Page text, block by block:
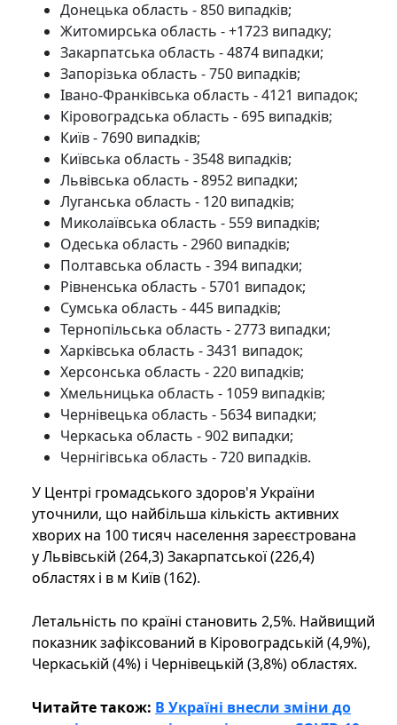
Донецька область - 850 випадків;
Житомирська область - +1723 випадку;
Закарпатська область - 4874 випадки;
Запорізька область - 750 випадків;
Івано-Франківська область - 4121 випадок;
Кіровоградська область - 695 випадків;
Київ - 7690 випадків;
Київська область - 3548 випадків;
Львівська область - 8952 випадки;
Луганська область - 120 випадків;
Миколаївська область - 559 випадків;
Одеська область - 2960 випадків;
Полтавська область - 394 випадки;
Рівненська область - 5701 випадок;
Сумська область - 445 випадків;
Тернопільська область - 2773 випадки;
Харківська область - 3431 випадок;
Херсонська область - 220 випадків;
Хмельницька область - 1059 випадків;
Чернівецька область - 5634 випадки;
Черкаська область - 902 випадки;
Чернігівська область - 720 випадків.
У Центрі громадського здоров'я України
уточнили, що найбільша кількість активних
хворих на 100 тисяч населення зареєстрована
у Львівській (264,3) Закарпатської (226,4)
областях і в м Київ (162).
Летальність по країні становить 2,5%. Найвищий
показник зафіксований в Кіровоградській (4,9%),
Черкаській (4%) і Чернівецькій (3,8%) областях.
Читайте також: В Україні внесли зміни до